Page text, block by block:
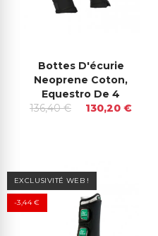
Bottes D'écurie
Neoprene Coton,
Equestro De 4
136,40 €
130,20 €
EXCLUSIVITÉ WEB !
-3,44 €